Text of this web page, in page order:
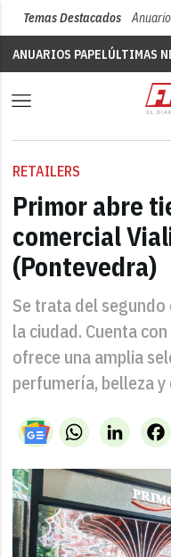
Temas Destacados
ANUARIOS PAPELÚLTIMAS
RETAILERS
Primor abre
comercial
(Pontevedra)
Se trata del
la ciudad. Cuenta
ofrece una amplia
perfumería, belleza
WhatsAppLinkedIn